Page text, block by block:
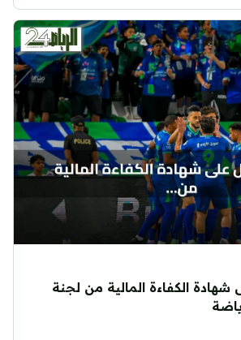
الكفاءة المالية من لجنة